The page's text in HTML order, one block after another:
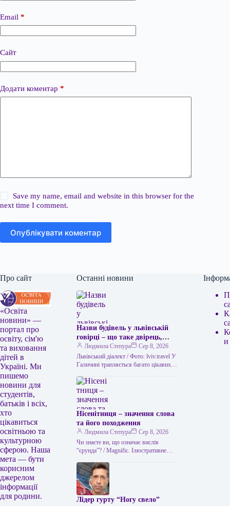
Email *
Сайт
Додати коментар *
Save my name, email and website in this browser for the
next time I comment.
Опублікувати коментар
Про сайт
«Освіта
новини» —
портал про
освіту, сім'ю
та виховання
дітей в
Україні. Ми
пишемо
новини для
студентів,
батьків і всіх,
хто
цікавиться
освітньою та
культурною
сферою. Наша
мета — бути
корисним
джерелом
інформації
для родини.
Останні новини
Назви будівель у львівській
говірці – що таке двірець,
креденс, кнайпа
Людмила Степура
Сер 8, 2026
Львівський діалект / Фото: lviv.travel У
Галичині трапляється багато цікавих
навіть досвідченого мандрівника. Тож
не дивно,…
Нісенітниця – значення слова
та його походження
Людмила Степура
Сер 8, 2026
Чи знаєте ви, що означає вислів
“єрунда”? / Magnific. Ілюстративне
виявляється цікавішою за його
пряме…
Лідер гурту “Ногу свело”
и